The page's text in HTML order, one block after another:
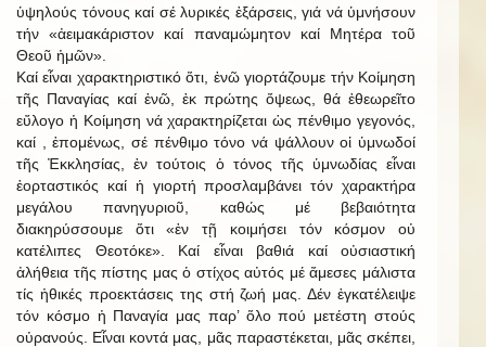
ὑψηλούς τόνους καί σέ λυρικές ἐξάρσεις, γιά νά ὑμνήσουν
τήν «ἀειμακάριστον καί παναμώμητον καί Μητέρα τοῦ
Θεοῦ ἡμῶν».
Καί εἶναι χαρακτηριστικό ὅτι, ἐνῶ γιορτάζουμε τήν Κοίμηση
τῆς Παναγίας καί ἐνῶ, ἐκ πρώτης ὄψεως, θά ἐθεωρεῖτο
εὔλογο ἡ Κοίμηση νά χαρακτηρίζεται ὡς πένθιμο γεγονός,
καί , ἑπομένως, σέ πένθιμο τόνο νά ψάλλουν οἱ ὑμνωδοί
τῆς Ἐκκλησίας, ἐν τούτοις ὁ τόνος τῆς ὑμνωδίας εἶναι
ἑορταστικός καί ἡ γιορτή προσλαμβάνει τόν χαρακτήρα
μεγάλου πανηγυριοῦ, καθώς μέ βεβαιότητα
διακηρύσσουμε ὅτι «ἐν τῇ κοιμήσει τόν κόσμον οὐ
κατέλιπες Θεοτόκε». Καί εἶναι βαθιά καί οὐσιαστική
ἀλήθεια τῆς πίστης μας ὁ στίχος αὐτός μέ ἄμεσες μάλιστα
τίς ἠθικές προεκτάσεις της στή ζωή μας. Δέν ἐγκατέλειψε
τόν κόσμο ἡ Παναγία μας παρ’ ὅλο πού μετέστη στούς
οὐρανούς. Εἶναι κοντά μας, μᾶς παραστέκεται, μᾶς σκέπει,